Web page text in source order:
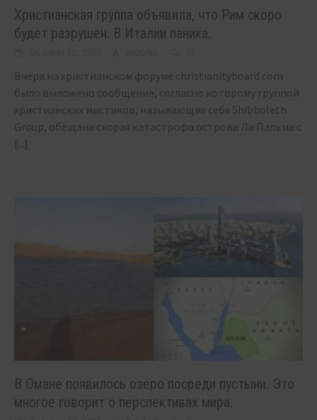
Христианская группа объявила, что Рим скоро
будет разрушен. В Италии паника.
Вчера на христианском форуме christianityboard.com
было выложено сообщение, согласно которому группой
христианских мистиков, называющих себя Shibboleth
Group, обещана скорая катастрофа острова Ла Пальма с
[...]
В Омане появилось озеро посреди пустыни. Это
многое говорит о перспективах мира.